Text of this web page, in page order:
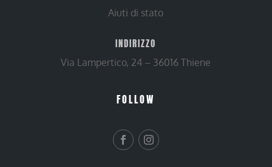
Aiuti di stato
INDIRIZZO
Via Lampertico, 24 – 36016 Thiene
FOLLOW